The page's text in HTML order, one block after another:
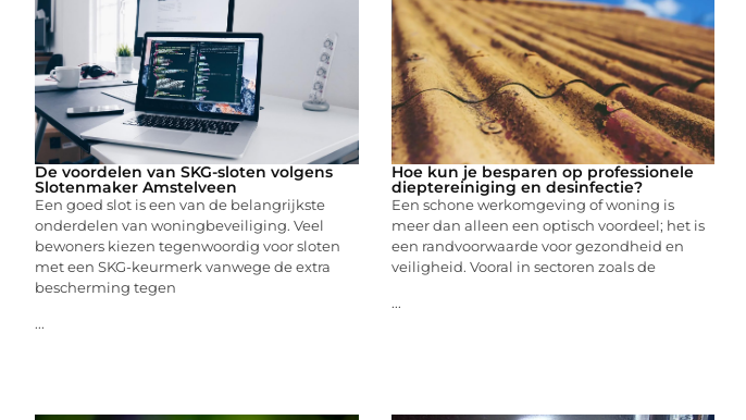
De voordelen van SKG-sloten volgens
Slotenmaker Amstelveen
Een goed slot is een van de belangrijkste
onderdelen van woningbeveiliging. Veel
bewoners kiezen tegenwoordig voor sloten
met een SKG-keurmerk vanwege de extra
bescherming tegen
...
Hoe kun je besparen op professionele
dieptereiniging en desinfectie?
Een schone werkomgeving of woning is
meer dan alleen een optisch voordeel; het is
een randvoorwaarde voor gezondheid en
veiligheid. Vooral in sectoren zoals de
...